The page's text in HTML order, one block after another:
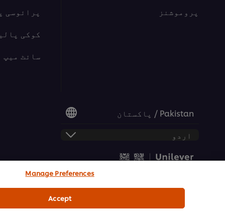
پروموشنز
پرائوسی
کوکی
سائٹ میپ
Pakistan / پاکستان
Manage Preferences
Accept